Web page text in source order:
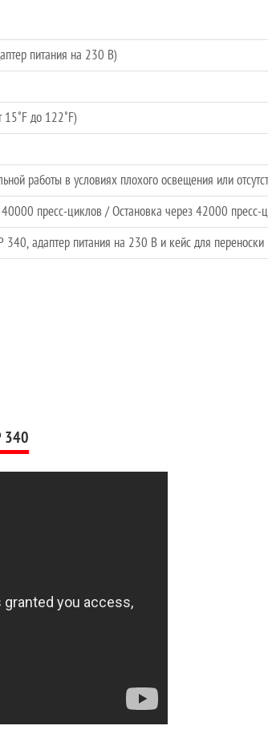
питания на 230 В)
15˚F до 122˚F)
работы в условиях плохого освещения или
пресс-циклов / Остановка через 42000 пресс-
340, адаптер питания на 230 В и кейс для переноски
340